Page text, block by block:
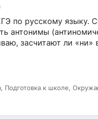
по русскому языку.
антонимы
засчитают ли «ни»
Подготовка к школе,